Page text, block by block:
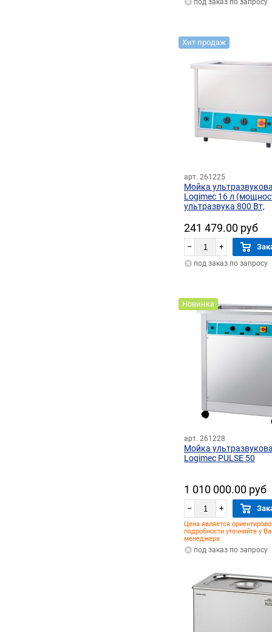
под заказ по запросу
Хит продаж
арт. 261225
Мойка
Logimec 16 л
ультразвука 800 Вт,
241 479.00 руб
– +
под заказ по запросу
Новинка
арт. 261228
Мойка
Logimec PULSE 50
1 010 000.00 руб
– +
Цена является
подробности уточняйте у
менеджера
под заказ по запросу